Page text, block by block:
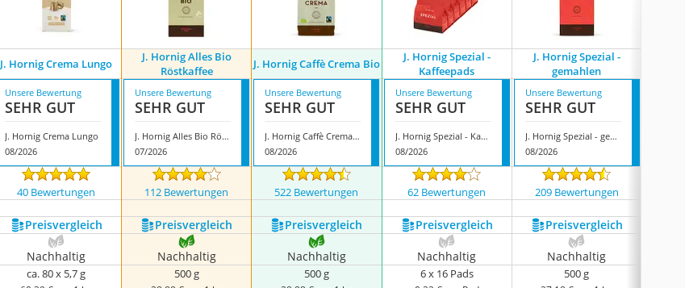
J. Hornig Crema Lungo
J. Hornig Alles Bio
Röstkaffee
J. Hornig Caffè Crema Bio
J. Hornig Spezial -
Kaffeepads
J. Hornig Spezial -
gemahlen
Unsere Bewertung
SEHR GUT
J. Hornig Crema Lungo
08/2026
Unsere Bewertung
SEHR GUT
J. Hornig Alles Bio Röstkaffee
07/2026
Unsere Bewertung
SEHR GUT
J. Hornig Caffè Crema Bio
08/2026
Unsere Bewertung
SEHR GUT
J. Hornig Spezial - Kaffeepads
08/2026
Unsere Bewertung
SEHR GUT
J. Hornig Spezial - gemahlen
08/2026
40 Bewertungen 112 Bewertungen 522 Bewertungen 62 Bewertungen 209 Bewertungen
Preis­vergleich Preis­vergleich Preis­vergleich Preis­vergleich Preis­vergleich
Nachhaltig Nachhaltig Nachhaltig Nachhaltig Nachhaltig
ca. 80 x 5,7 g 500 g 500 g 6 x 16 Pads 500 g